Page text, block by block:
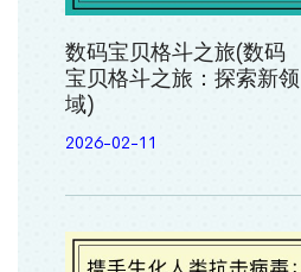
数码宝贝格斗之旅(数码
宝贝格斗之旅：探索新领
域)
2026-02-11